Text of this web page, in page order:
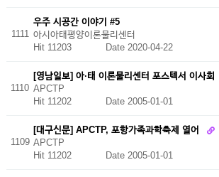
1111
우주 시공간 이야기 #5
아시아태평양이론물리센터
Hit 11203 Date 2020-04-22
1110
[영남일보] 아·태 이론물리센터 포스텍서 이사회
APCTP
Hit 11202
Date 2005-01-01
1109
[대구신문] APCTP, 포항가족과학축제 열어
APCTP
Hit 11202
Date 2005-01-01